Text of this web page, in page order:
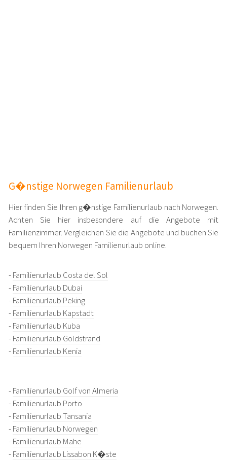
G�nstige Norwegen Familienurlaub
Hier finden Sie Ihren g�nstige Familienurlaub nach Norwegen.
Achten Sie hier insbesondere auf die Angebote mit
Familienzimmer. Vergleichen Sie die Angebote und buchen Sie
bequem Ihren Norwegen Familienurlaub online.
-Familienurlaub Costa del Sol
-Familienurlaub Dubai
-Familienurlaub Peking
-Familienurlaub Kapstadt
-Familienurlaub Kuba
-Familienurlaub Goldstrand
-Familienurlaub Kenia
-Familienurlaub Golf von Almeria
-Familienurlaub Porto
-Familienurlaub Tansania
-Familienurlaub Norwegen
-Familienurlaub Mahe
-Familienurlaub Lissabon K�ste